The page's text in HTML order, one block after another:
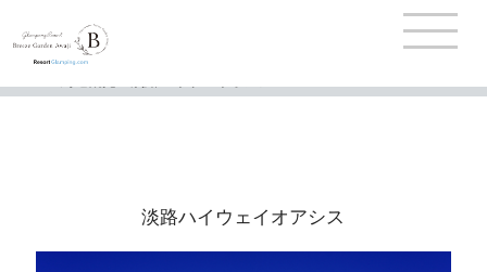
淡路ハイウェイオアシス